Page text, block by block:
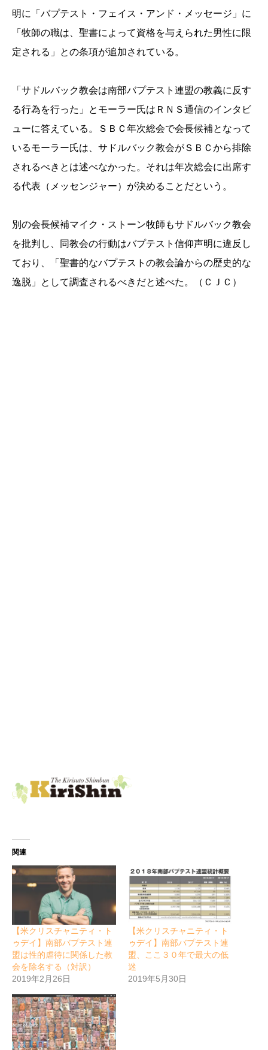
明に「バプテスト・フェイス・アンド・メッセージ」に
「牧師の職は、聖書によって資格を与えられた男性に限
定される」との条項が追加されている。
「サドルバック教会は南部バプテスト連盟の教義に反す
る行為を行った」とモーラー氏はＲＮＳ通信のインタビ
ューに答えている。ＳＢＣ年次総会で会長候補となって
いるモーラー氏は、サドルバッ ク教会がＳＢＣから排除
されるべきとは述べなかった。それは年次総会に出席す
る代表（メッセンジャー）が決めることだという。
別の会長候補マイク・ストーン牧師もサドルバック教会
を批判し
、同教会の行動はバプテスト信仰声明に違反し
ており、「聖書的なバプテストの教会論からの歴史的な
逸脱」として調査されるべきだと述べた。（ＣＪＣ）
関連
【米クリスチャニティ・ト
ゥデイ】南部バプテスト連
盟は性的虐待に関係した教
会を除名する（対訳）
2019年2月26日
【米クリスチャニティ・ト
ゥデイ】南部バプテスト連
盟、ここ３０年で最大の低
迷
2019年5月30日